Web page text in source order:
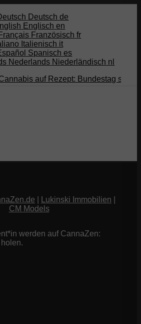
Deutsch de
Englisch en
Français Französisch fr
Italienisch it
Spanisch es
Nederlands Niederländisch nl
auf Rezept: Bundestag
Lukinski Immobilien
CM Models
werden auf CannaZen:
holen.